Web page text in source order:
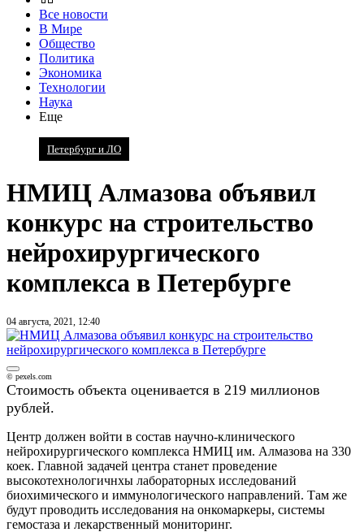
Все новости
В Мире
Общество
Политика
Экономика
Технологии
Наука
Еще
Петербург и ЛО
НМИЦ Алмазова объявил
конкурс на строительство
нейрохирургического
комплекса в Петербурге
04 августа, 2021, 12:40
© pexels.com
Стоимость объекта оценивается в 219 миллионов
рублей.
Центр должен войти в состав научно-клинического
нейрохирургического комплекса НМИЦ им. Алмазова на 330
коек. Главной задачей центра станет проведение
высокотехнологичнхы лабораторных исследований
биохимического и иммунологического направлений. Там же
будут проводить исследования на онкомаркеры, системы
гемостаза и лекарственный мониторинг.